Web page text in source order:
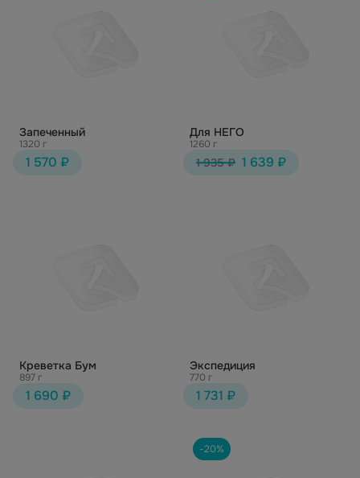
Запеченный
1320 г
1 570 ₽
Для НЕГО
1260 г
1 935 ₽ 1 639 ₽
Креветка Бум
897 г
1 690 ₽
Экспедиция
770 г
1 731 ₽
-20%